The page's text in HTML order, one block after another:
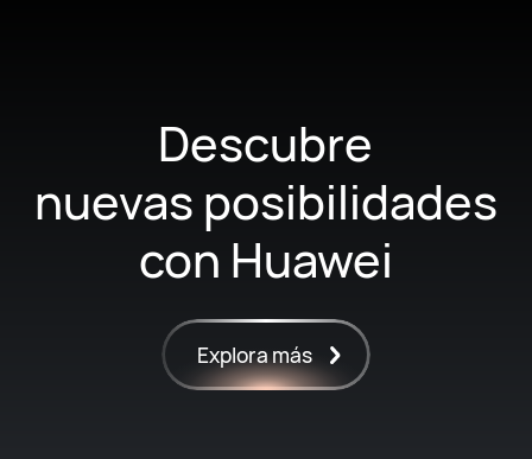
Descubre
nuevas posibilidades
con Huawei
Explora más